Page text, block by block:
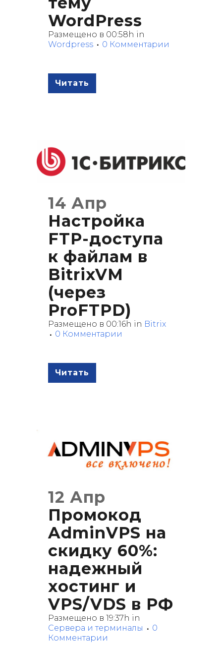
WordPress
Размещено в 00:58h in
Wordpress
0 Комментарии
Читать
14 Апр
Настройка
FTP-доступа
к файлам в
BitrixVM
(через
ProFTPD)
Размещено в 00:16h in Bitrix
0 Комментарии
Читать
12 Апр
Промокод
AdminVPS на
скидку 60%:
надежный
хостинг и
VPS/VDS в РФ
Размещено в 19:37h in
Сервера и терминалы
0
Комментарии